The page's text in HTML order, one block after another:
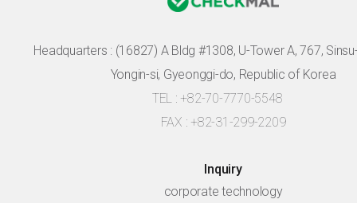
Headquarters : (16827) A Bldg #1308, U-Tower A, 767,
Yongin-si, Gyeonggi-do, Republic of Korea
TEL : +82-70-7770-5548
FAX : +82-31-299-2209
Inquiry
corporate technology